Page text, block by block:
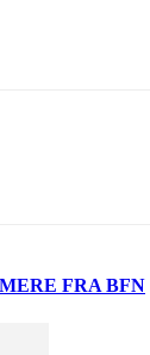
MERE FRA BFN